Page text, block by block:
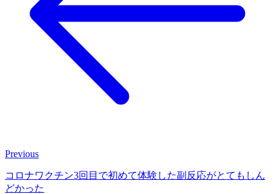
Previous
コロナワクチン3回目で初めて体験した副反応がとてもしん
どかった